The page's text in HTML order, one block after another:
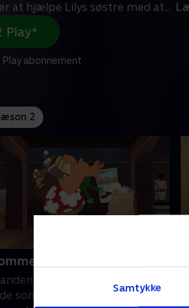
Samtykke
at hjælpe Lilys søstre med at...
Play*
abonnement
2
ankommer til bjerget for
sommerferie. Parker